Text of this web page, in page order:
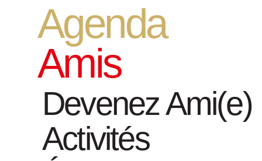
Agenda
Amis
Devenez Ami(e)
Activités
Collectionnumber : 1579